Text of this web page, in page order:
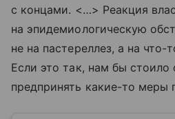
с концами. <…> Реакция
на эпидемиологическую
не на пастереллез, а на что-
Если это так, нам бы стоило
предпринять какие-то меры